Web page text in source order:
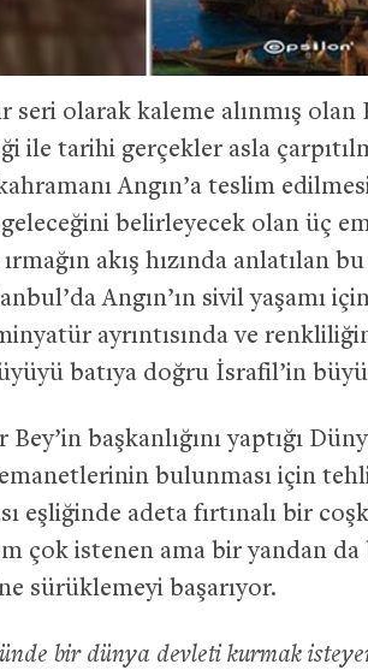
seri olarak kaleme alınmış
ile tarihi gerçekler asla
Angın’a teslim
geleceğini belirleyecek olan üç
akış hızında anlatılan
Angın’ın sivil yaşamı
ayrıntısında ve
batıya doğru İsrafil’in
başkanlığını yaptığı
bulunması için
eşliğinde adeta fırtınalı bir
çok istenen ama bir yandan da
sürüklemeyi başarıyor.
bir dünya devleti kurmak